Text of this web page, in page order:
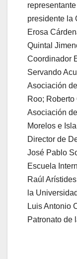
presidente la
Erosa
Quintal
Coordinador
Servando
Asociación
Roo;
Asociación
Morelos e
Director de
José Pablo
Escuela
Raúl
la
Luis Antonio
Patronato de